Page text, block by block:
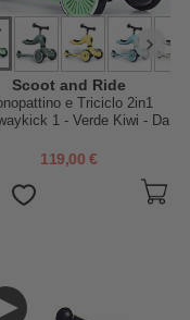
Scoot and Ride
e Triciclo 2in1
1 - Verde Kiwi - Da
119,00 €